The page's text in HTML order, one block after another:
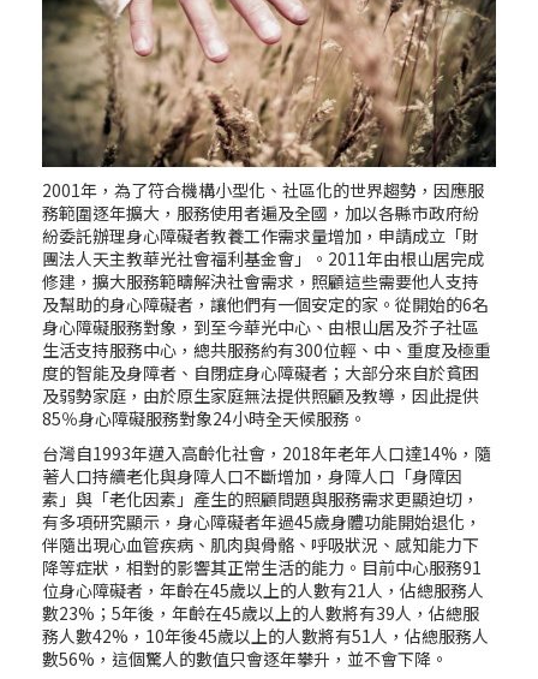
2001年，為了符合機構小型化、社區化的世界趨勢，因應服
務範圍逐年擴大，服務使用者遍及全國，加以各縣市政府紛
紛委託辦理身心障礙者教養工作需求量增加，申請成立「財
團法人天主教華光社會福利基金會」。2011年由根山居完成
修建，擴大服務範疇解決社會需求，照顧這些需要他人支持
及幫助的身心障礙者，讓他們有一個安定的家。從開始的6名
身心障礙服務對象，到至今華光中心、由根山居及芥子社區
生活支持服務中心，總共服務約有300位輕、中、重度及極重
度的智能及身障者、自閉症身心障礙者；大部分來自於貧困
及弱勢家庭，由於原生家庭無法提供照顧及教導，因此提供
85％身心障礙服務對象24小時全天候服務。
台灣自1993年邁入高齡化社會，2018年老年人口達14%，隨
著人口持續老化與身障人口不斷增加，身障人口「身障因
素」與「老化因素」產生的照顧問題與服務需求更顯迫切，
有多項研究顯示，身心障礙者年過45歲身體功能開始退化，
伴隨出現心血管疾病、肌肉與骨骼、呼吸狀況、感知能力下
降等症狀，相對的影響其正常生活的能力。目前中心服務91
位身心障礙者，年齡在45歲以上的人數有21人，佔總服務人
數23%；5年後，年齡在45歲以上的人數將有39人，佔總服
務人數42%，10年後45歲以上的人數將有51人，佔總服務人
數56%，這個驚人的數值只會逐年攀升，並不會下降。